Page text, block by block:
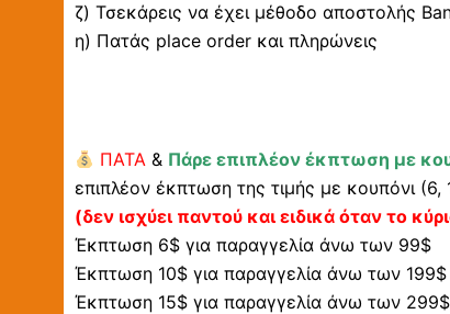
ζ) Τσεκάρεις να έχει μέθοδο αποστολής
η) Πατάς place order και πληρώνεις
ΠΑΤΑ & Πάρε επιπλέον έκπτωση με
επιπλέον έκπτωση της τιμής με κουπόνι (6,
(δεν ισχύει παντού και ειδικά όταν το
Έκπτωση 6$ για παραγγελία άνω των 99$
Έκπτωση 10$ για παραγγελία άνω των 199$
Έκπτωση 15$ για παραγγελία άνω των 299$